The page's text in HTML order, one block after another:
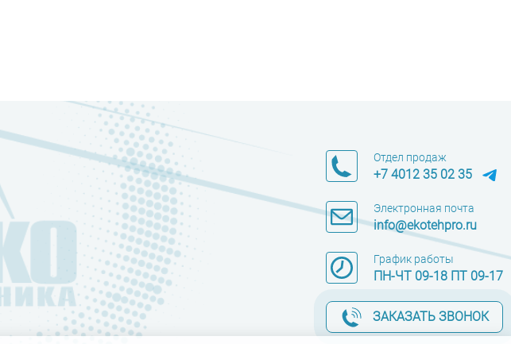
Отдел продаж
+7 4012 35 02 35
Электронная почта
info@ekotehpro.ru
График работы
ПН-ЧТ 09-18 ПТ 09-17
ЗАКАЗАТЬ ЗВОНОК